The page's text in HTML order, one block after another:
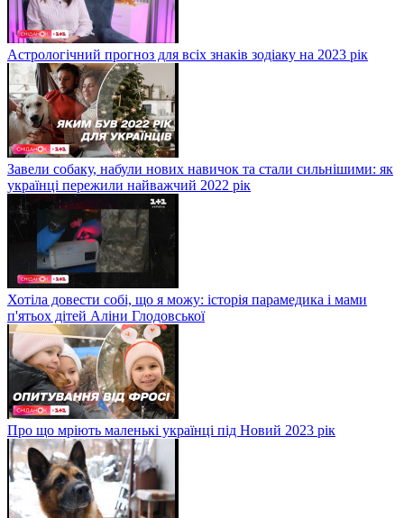
Астрологічний прогноз для всіх знаків зодіаку на 2023 рік
Завели собаку, набули нових навичок та стали сильнішими: як
українці пережили найважчий 2022 рік
Хотіла довести собі, що я можу: історія парамедика і мами
п'ятьох дітей Аліни Глодовської
Про що мріють маленькі українці під Новий 2023 рік